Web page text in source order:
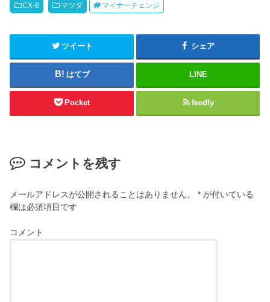
CX-8 マツダ マイナーチェンジ
ツイート シェア
はてブ LINE
Pocket feedly
コメントを残す
メールアドレスが公開されることはありません。 * が付いている
欄は必須項目です
コメント